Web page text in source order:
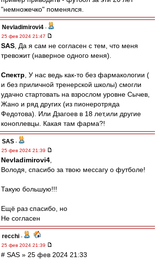
"немножечко" поменялся.
Nevladimirovi4 -
25 фев 2024 21:47
SAS , Да я сам не согласен с тем, что меня
тревожит (наверное одного меня).
Спектр , У нас ведь как-то без фармакологии (
и без приличной тренерской школы) смогли
удачно стартовать на взрослом уровне Сычев,
Жано и ряд других (из пионеротряда
Федотова). Или Дзагоев в 18 лет,или другие
коноплевцы. Какая там фарма?!
SAS -
25 фев 2024 21:39
Nevladimirovi4
Володя, спасибо за твою мессагу о футболе!
Такую большую!!!
Ещё раз спасибо, но
Не согласен
recchi -
25 фев 2024 21:39
# SAS » 25 фев 2024 21:33